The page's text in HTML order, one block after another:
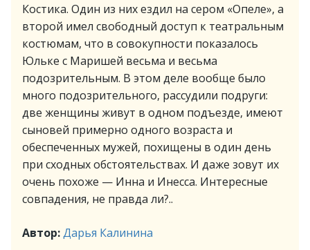
Костика. Один из них ездил на сером «Опеле», а
второй имел свободный доступ к театральным
костюмам, что в совокупности показалось
Юльке с Маришей весьма и весьма
подозрительным. В этом деле вообще было
много подозрительного, рассудили подруги:
две женщины живут в одном подъезде, имеют
сыновей примерно одного возраста и
обеспеченных мужей, похищены в один день
при сходных обстоятельствах. И даже зовут их
очень похоже — Инна и Инесса. Интересные
совпадения, не правда ли?..
Автор:Дарья Калинина